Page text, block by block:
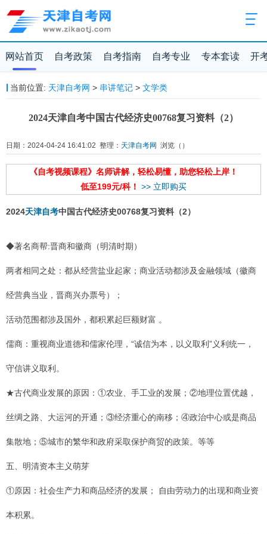
网站首页 自考政策 自考指南 自考专业 专本套读 开
当前位置: 天津自考网 > 串讲笔记> 文学类
2024天津自考中国古代经济史00768复习资料（2）
日期：2024-04-24 16:41:02 整理： 天津自考网 浏览（ ）
《自考视频课程》名师讲解，轻松易懂，助您轻松上岸！
低至199元/科！ >> 立即购买
2024天津自考中国古代经济史00768复习资料（2）
◆著名商帮:晋商和徽商（明清时期）
两者相同之处：都从经营盐业起家；商业活动都涉及金融领域（徽商
经营典当业，晋商兴办票号）；
活动范围都涉及国外，都积累起巨额财富 。
儒商：重视商业道德和儒家伦理，“诚信为本，以义取利”义利统一，
守信讲义取利。
★古代商业发展的原因：①农业、手工业的发展；②地理位置优越，
丝绸之路、大运河的开通；③经济重心的南移；④政治中心或是商品
集散地；⑤城市的繁华和政府采取保护商贸的政策。等等
五、明清资本主义萌芽
①原因：社会生产力和商品经济的发展； 自由劳动力的出现和商业资
本积累。